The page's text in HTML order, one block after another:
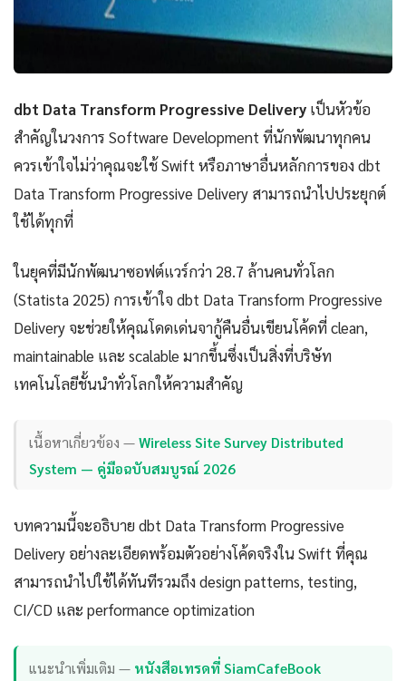
dbt Data Transform Progressive Delivery เป็นหัวข้อ
สำคัญในวงการ Software Development ที่นักพัฒนาทุกคน
ควรเข้าใจไม่ว่าคุณจะใช้ Swift หรือภาษาอื่นหลักการของ dbt
Data Transform Progressive Delivery สามารถนำไปประยุกต์
ใช้ได้ทุกที่
ในยุคที่มีนักพัฒนาซอฟต์แวร์กว่า 28.7 ล้านคนทั่วโลก
(Statista 2025) การเข้าใจ dbt Data Transform Progressive
Delivery จะช่วยให้คุณโดดเด่นจากู้คืนอื่นเขียนโค้ดที่ clean,
maintainable และ scalable มากขึ้นซึ่งเป็นสิ่งที่บริษัท
เทคโนโลยีชั้นนำทั่วโลกให้ความสำคัญ
เนื้อหาเกี่ยวข้อง —Wireless Site Survey Distributed
System — คู่มือฉบับสมบูรณ์ 2026
บทความนี้จะอธิบาย dbt Data Transform Progressive
Delivery อย่างละเอียดพร้อมตัวอย่างโค้ดจริงใน Swift ที่คุณ
สามารถนำไปใช้ได้ทันทีรวมถึง design patterns, testing,
CI/CD และ performance optimization
แนะนำเพิ่มเติม — หนังสือเทรดที่ SiamCafeBook